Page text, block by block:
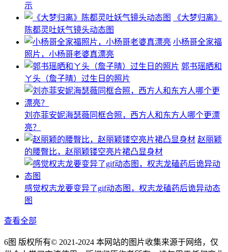
示
《大梦归离》
陈都灵吐妖气镜头动态图
小杨哥全家福
照片，小杨哥老婆真漂亮
郭书瑶晒和
ㄚ头（詹子晴）过生日的照片
刘亦菲安妮海瑟薇同框合照，西方人和东方人哪个更漂
亮？
赵丽颖
的腰臀比，赵丽颖镂空亮片裙凸显身材
感觉权志龙要变异了gif动态图，权志龙磕药后诡异动态
图
查看全部
6图 版权所有© 2021-2024 本网站的图片收集来源于网络，仅